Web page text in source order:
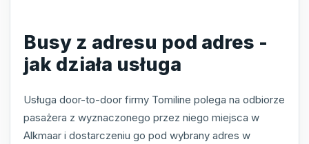
Busy z adresu pod adres -
jak działa usługa
Usługa door-to-door firmy Tomiline polega na odbiorze
pasażera z wyznaczonego przez niego miejsca w
Alkmaar i dostarczeniu go pod wybrany adres w